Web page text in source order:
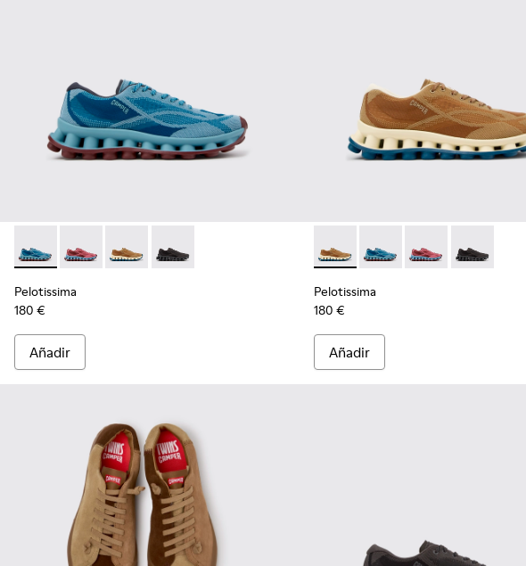
Pelotissima - K101109-011 - Zapatillas azules de materiales técnicos reciclados
Pelotissima - K101109-010
Pelotissima - K101109-007 - Zapatillas marrones de materiales
Pelotissima - K101109-006 - Zapatillas negras de
Pelotissima
180 €
Añadir
Pelotissima - K101109-007 -
Pelotissima - K101109-
Pelotissima -
Pelotissima
180 €
Añadir